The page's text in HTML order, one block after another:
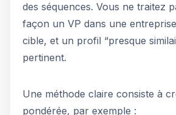
des séquences. Vous ne traitez
façon un VP dans une
cible, et un profil “presque
pertinent.
Une méthode claire consiste à
pondérée, par exemple :